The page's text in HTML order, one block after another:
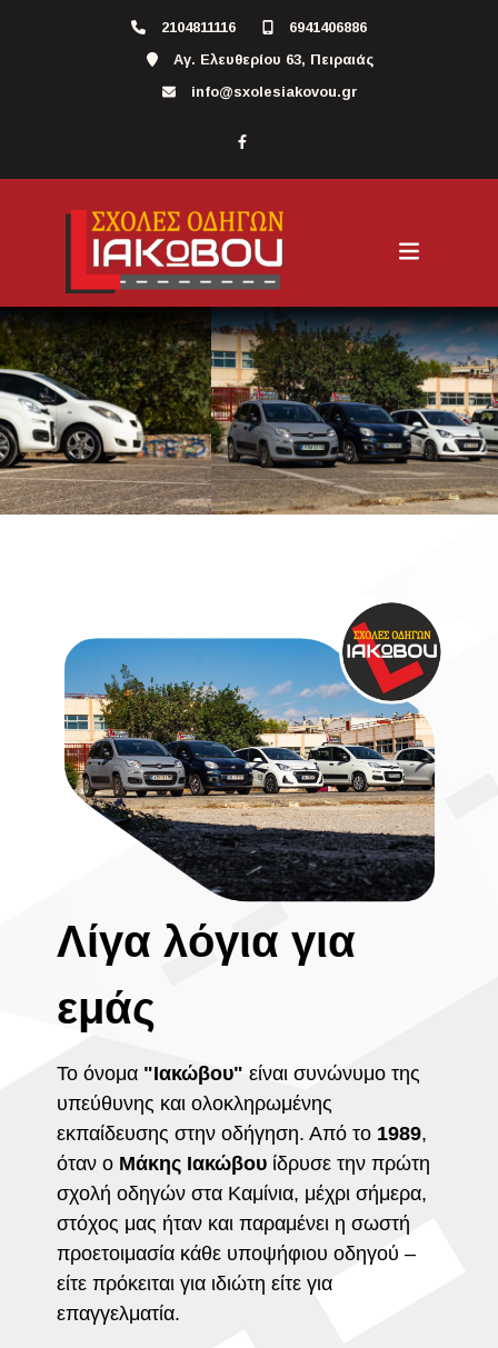
2104811116
6941406886
Αγ. Ελευθερίου 63, Πειραιάς
info@sxolesiakovou.gr
Λίγα λόγια για
εμάς
Το όνομα "Ιακώβου" είναι συνώνυμο της
υπεύθυνης και ολοκληρωμένης
εκπαίδευσης στην οδήγηση. Από το 1989,
όταν ο Μάκης Ιακώβουίδρυσε την πρώτη
σχολή οδηγών στα Καμίνια, μέχρι σήμερα,
στόχος μας ήταν και παραμένει η σωστή
προετοιμασία κάθε υποψήφιου οδηγού –
είτε πρόκειται για ιδιώτη είτε για
επαγγελματία.